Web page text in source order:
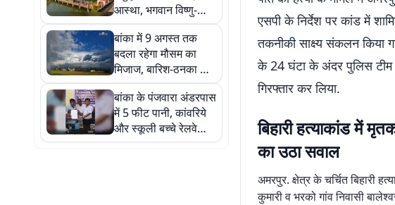
आस्था, भगवान विष्णु-
लक्ष्मी के दर्शन को
श्रद्धालुओं की भीड़
बांका में 9 अगस्त तक
बदला रहेगा मौसम का
मिजाज, बारिश-ठनका का
येलो अलर्ट, किसानों को
सतर्क रहने की सलाह
बांका के पंजवारा अंडरपास
में 5 फीट पानी, कांवरिये
और स्कूली बच्चे रेलवे
ट्रैक पार करने को मजबूर
एसपी के निर्देश पर कांड में
तकनीकी साक्ष्य संकलन किया
के 24 घंटा के अंदर पुलिस टीम
गिरफ्तार कर लिया.
बिहारी हत्याकांड में
का उठा सवाल
अमरपुर. क्षेत्र के चर्चित बिहारी
कुमारी व भरको गांव निवासी